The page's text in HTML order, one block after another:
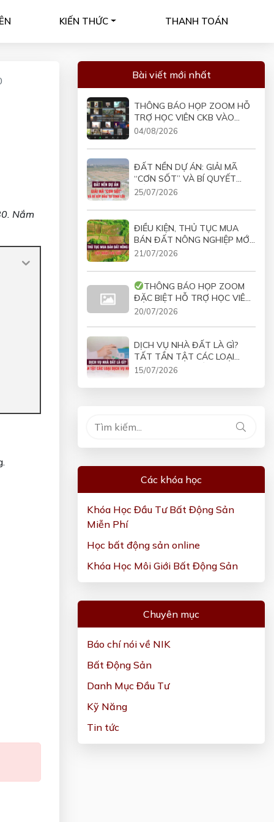
KIẾN THỨC THANH TOÁN
Nắm
Bài viết mới nhất
THÔNG BÁO HỌP ZOOM HỖ
TRỢ HỌC VIÊN CKB VÀO
19H30 NGÀY 05/08/2026
04/08/2026
ĐẤT NỀN DỰ ÁN: GIẢI MÃ
“CƠN SỐT” VÀ BÍ QUYẾT
ĐẦU TƯ SINH LỜI
25/07/2026
ĐIỀU KIỆN, THỦ TỤC MUA
BÁN ĐẤT NÔNG NGHIỆP MỚI
NHẤT
21/07/2026
THÔNG BÁO HỌP ZOOM
ĐẶC BIỆT HỖ TRỢ HỌC VIÊN
COMBO VÀO 19H30 NGÀY
20/07/2026
DỊCH VỤ NHÀ ĐẤT LÀ GÌ?
TẤT TẦN TẬT CÁC LOẠI
DỊCH VỤ NHÀ ĐẤT
15/07/2026
Các khóa học
Khóa Học Đầu Tư Bất Động Sản
Miễn Phí
Học bất động sản online
Khóa Học Môi Giới Bất Động Sản
Chuyên mục
Báo chí nói về NIK
Bất Động Sản
Danh Mục Đầu Tư
Kỹ Năng
Tin tức